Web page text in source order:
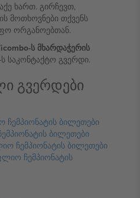
ხართ. გირჩევთ,
მოთხოვნები თქვენს
ორგანოებთან.
ს მხარდაჭერის
საკონტაქტო გვერდი.
გვერდები
ბილეთები
ბილეთები
ჩემპიონატის ბილეთები
ჩემპიონატის